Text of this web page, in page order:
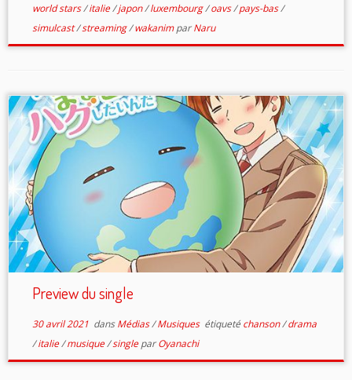
world stars/italie/japon/luxembourg/oavs/pays-bas/
simulcast/streaming/wakanimparNaru
Preview du single
30 avril 2021dansMédias/Musiques étiqueté chanson/drama
/italie/musique/singleparOyanachi